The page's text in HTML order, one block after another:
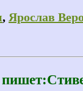
, Ярослав